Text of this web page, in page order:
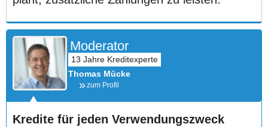
Moderator
Thomas Mücke
zum Profil
Kredite für jeden Verwendungszweck